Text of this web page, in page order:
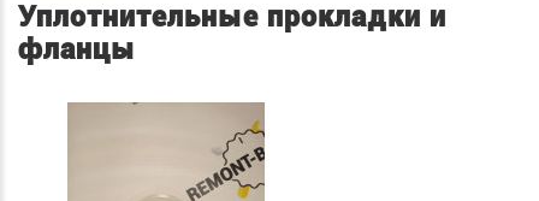
Уплотнительные прокладки и
фланцы